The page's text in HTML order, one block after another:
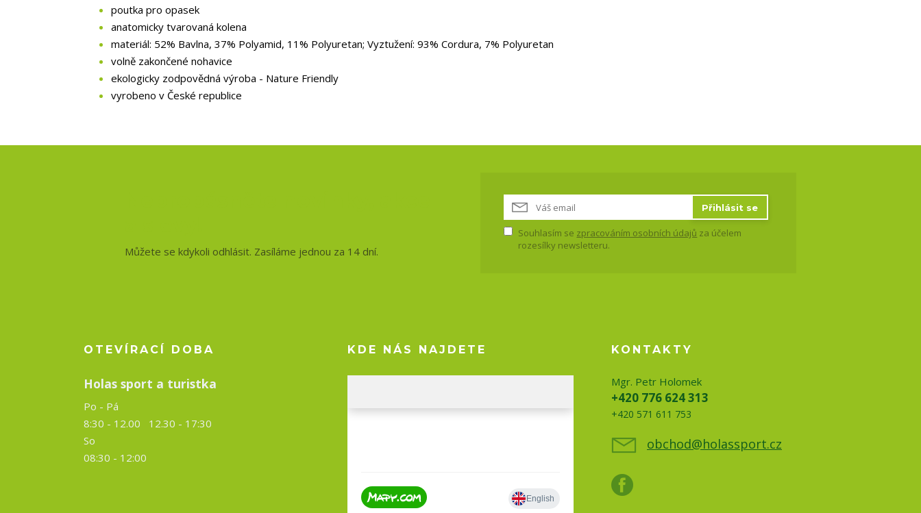
poutka pro opasek
anatomicky tvarovaná kolena
materiál: 52% Bavlna, 37% Polyamid, 11% Polyuretan; Vyztužení: 93% Cordura, 7% Polyuretan
volně zakončené nohavice
ekologicky zodpovědná výroba - Nature Friendly
vyrobeno v České republice
Můžete se kdykoli odhlásit. Zasíláme jednou za 14 dní.
Přihlásit se
Souhlasím se zpracováním osobních údajů za účelem
rozesílky newsletteru.
OTEVÍRACÍ DOBA
Holas sport a turistka
Po - Pá
8:30 - 12.00 12.30 - 17:30
So
08:30 - 12:00
KDE NÁS NAJDETE KONTAKTY
Mgr. Petr Holomek
+420 776 624 313
+420 571 611 753
obchod@holassport.cz